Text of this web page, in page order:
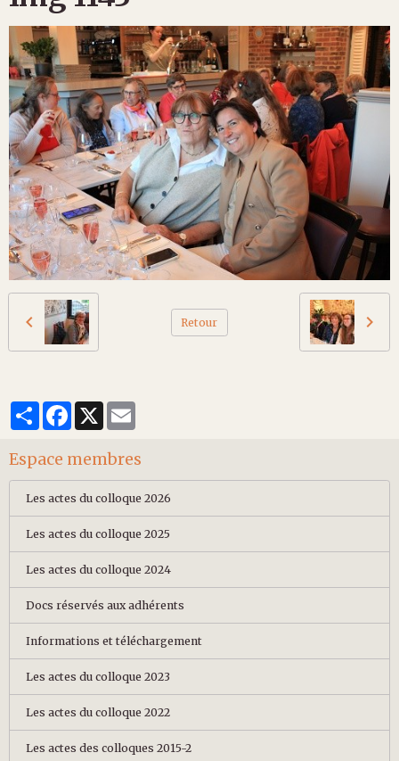
Retour
PartagerFacebook
X
Espace membres
Les actes du colloque 2026
Les actes du colloque 2025
Les actes du colloque 2024
Docs réservés aux adhérents
Informations et téléchargement
Les actes du colloque 2023
Les actes du colloque 2022
Les actes des colloques 2015-2